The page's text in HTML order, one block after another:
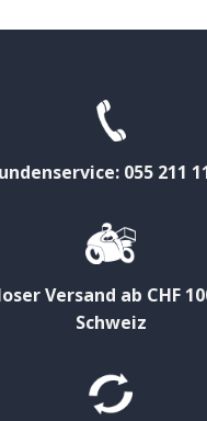
055 211
Versand ab CHF
Schweiz